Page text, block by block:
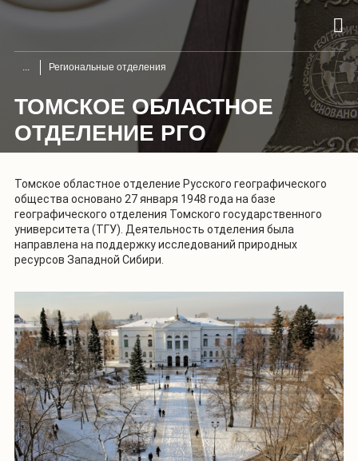
Региональные отделения
ТОМСКОЕ ОБЛАСТНОЕ
ОТДЕЛЕНИЕ РГО
Томское областное отделение Русского географического
общества основано 27 января 1948 года на базе
географического отделения Томского государственного
университета (ТГУ). Деятельность отделения была
направлена на поддержку исследований природных
ресурсов Западной Сибири.